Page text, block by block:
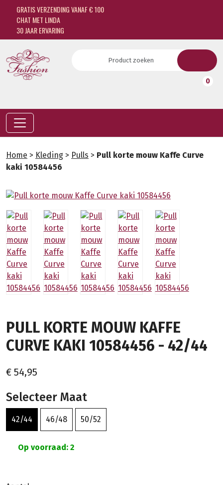
GRATIS VERZENDING VANAF € 100
CHAT MET LINDA
30 JAAR ERVARING
0
Home > Kleding > Pulls > Pull korte mouw Kaffe Curve
kaki 10584456
PULL KORTE MOUW KAFFE
CURVE KAKI 10584456 - 42/44
€ 54,95
Selecteer Maat
42/44 46/48 50/52
Op voorraad: 2